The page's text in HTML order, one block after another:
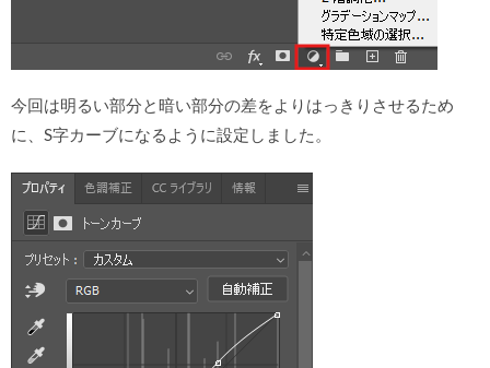
今回は明るい部分と暗い部分の差をよりはっきりさせるため
に、S字カーブになるように設定しました。